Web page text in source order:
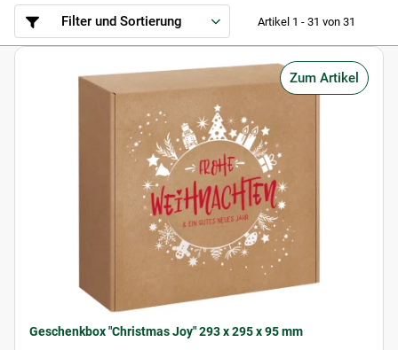
Filter und Sortierung Artikel 1 - 31 von 31
Zum Artikel
Geschenkbox "Christmas Joy" 293 x 295 x 95 mm